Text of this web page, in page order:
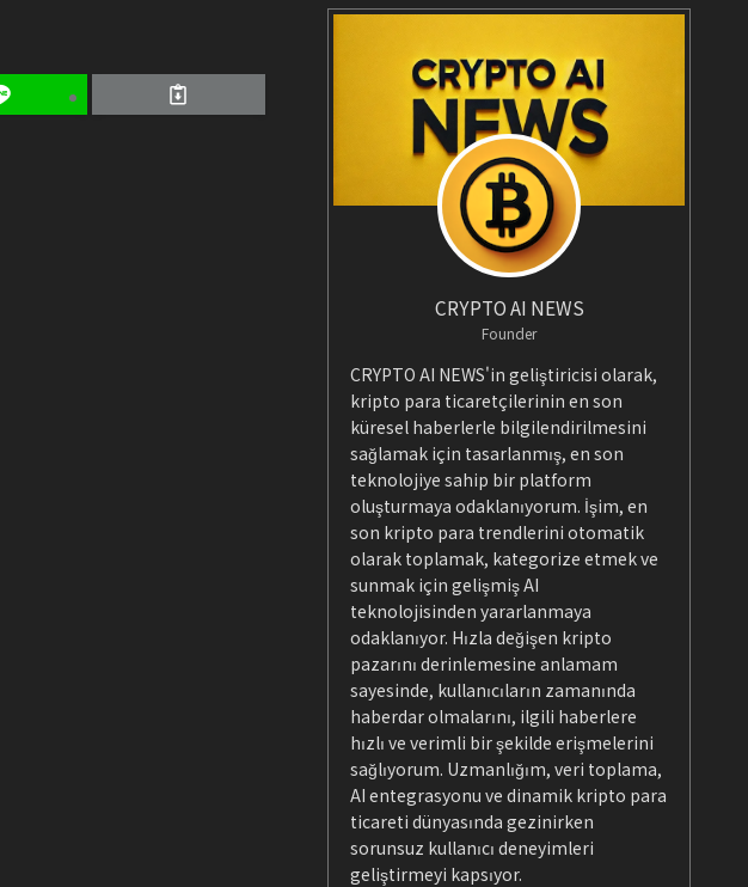
CRYPTO AI NEWS
Founder
CRYPTO AI NEWS'in geliştiricisi olarak,
kripto para ticaretçilerinin en son
küresel haberlerle bilgilendirilmesini
sağlamak için tasarlanmış, en son
teknolojiye sahip bir platform
oluşturmaya odaklanıyorum. İşim, en
son kripto para trendlerini otomatik
olarak toplamak, kategorize etmek ve
sunmak için gelişmiş AI
teknolojisinden yararlanmaya
odaklanıyor. Hızla değişen kripto
pazarını derinlemesine anlamam
sayesinde, kullanıcıların zamanında
haberdar olmalarını, ilgili haberlere
hızlı ve verimli bir şekilde erişmelerini
sağlıyorum. Uzmanlığım, veri toplama,
AI entegrasyonu ve dinamik kripto para
ticareti dünyasında gezinirken
sorunsuz kullanıcı deneyimleri
geliştirmeyi kapsıyor.